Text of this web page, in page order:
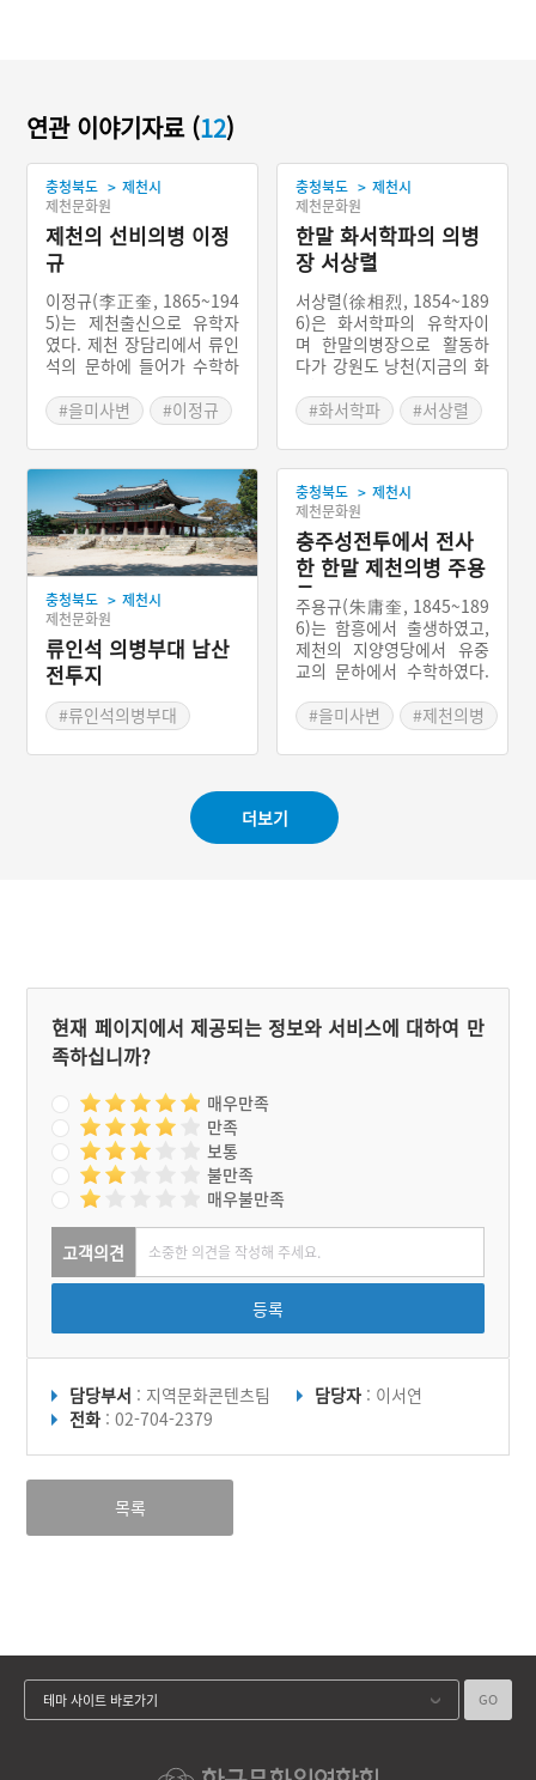
연관 이야기자료 (12)
충청북도 > 제천시
제천문화원
제천의 선비의병 이정
규
이정규(李正奎, 1865~194
5)는 제천출신으로 유학자
였다. 제천 장담리에서 류인
석의 문하에 들어가 수학하
의 의진에서 활동하였다. 그
는 의병활동의 기록한 일기
인 ｢종의록｣을 써서 당시 의
병의 모습을 볼 수 있게 하
였다.
#을미사변
#이정규
충청북도 > 제천시
제천문화원
한말 화서학파의 의병
장 서상렬
서상렬(徐相烈, 1854~189
6)은 화서학파의 유학자이
며 한말의병장으로 활동하
다가 강원도 낭천(지금의 화
전사했다. 그는 장중하고 굳
세며 단정 결백하고 재주와
기개가 남보다 뛰어났다. 그
래서 그는 여러 차례 의병을
일으키려고 시도하였으나
스승인 유인석이 말려서 단
념하였다. 하지만 단발령 이
후 이춘영 등이 일으킨 의병
에 참여하여 실질적인 지도
자 구실을 하였다.
#화서학파
#서상렬
충청북도 > 제천시
제천문화원
류인석 의병부대 남산
전투지
#류인석의병부대
충청북도 > 제천시
제천문화원
충주성전투에서 전사
한 한말 제천의병 주용
규
주용규(朱庸奎, 1845~189
6)는 함흥에서 출생하였고,
제천의 지양영당에서 유중
교의 문하에서 수학하였다.
병이 봉기하자 류인석을 따
라 의병활동을 하였다. 충주
성전투에서 전투를 독려하
#을미사변
#제천의병
#육의사열전
더보기
현재 페이지에서 제공되는 정보와 서비스에 대하여 만
족하십니까?
매우만족
만족
보통
불만족
매우불만족
고객의견
등록
담당부서 : 지역문화콘텐츠팀 담당자 : 이서연
전화 : 02-704-2379
목록
테마 사이트 바로가기 GO